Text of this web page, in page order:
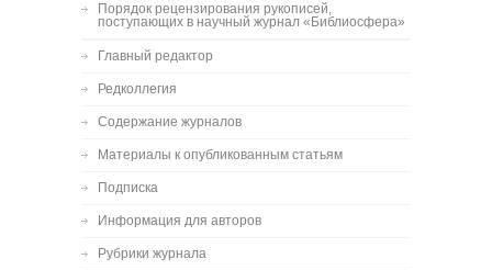
Порядок рецензирования рукописей,
поступающих в научный журнал «Библиосфера»
Главный редактор
Редколлегия
Содержание журналов
Материалы к опубликованным статьям
Подписка
Информация для авторов
Рубрики журнала